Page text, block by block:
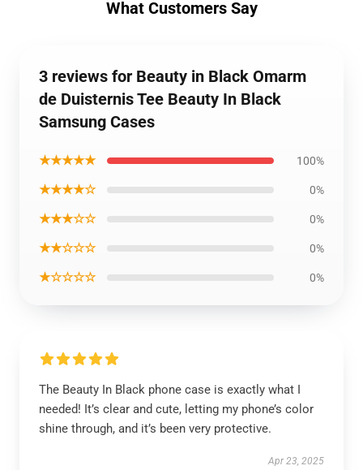
What Customers Say
3 reviews for Beauty in Black Omarm
de Duisternis Tee Beauty In Black
Samsung Cases
★★★★★ 100%
★★★★☆ 0%
★★★☆☆ 0%
★★☆☆☆ 0%
★☆☆☆☆ 0%
The Beauty In Black phone case is exactly what I
needed! It’s clear and cute, letting my phone’s color
shine through, and it’s been very protective.
Apr 23, 2025